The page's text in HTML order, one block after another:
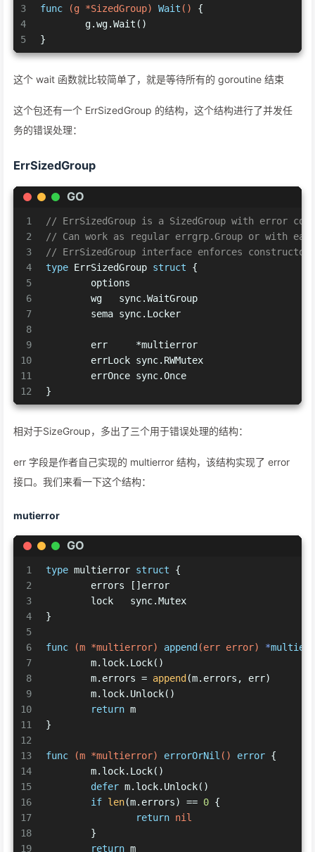
3
4
5
func
(g *SizedGroup) Wait ()
{
	g.wg.Wait()
}
这个 wait 函数就比较简单了，就是等待所有的 goroutine 结束
这个包还有一个 ErrSizedGroup 的结构，这个结构进行了并发任
务的错误处理：
ErrSizedGroup
GO
1
2
3
4
5
6
7
8
9
10
11
12
// ErrSizedGroup is a SizedGroup with error
// Can work as regular errgrp.Group or with
// ErrSizedGroup interface enforces
type ErrSizedGroup struct {
	options
	wg   sync.WaitGroup
	sema sync.Locker
	err     *multierror
	errLock sync.RWMutex
	errOnce sync.Once
}
相对于SizeGroup，多出了三个用于错误处理的结构：
err 字段是作者自己实现的 multierror 结构，该结构实现了 error
接口。我们来看一下这个结构：
mutierror
GO
1
2
3
4
5
6
7
8
9
10
11
12
13
14
15
16
17
18
19
type multierror struct {
	errors []error
	lock   sync.Mutex
}
func (m *multierror) append (err error) *
	m.lock.Lock()
	m.errors =
append (m.errors, err)
	m.lock.Unlock()
return m
}
func (m *multierror) errorOrNil () error {
	m.lock.Lock()
defer m.lock.Unlock()
if len(m.errors) == 0 {
return nil
	}
return m